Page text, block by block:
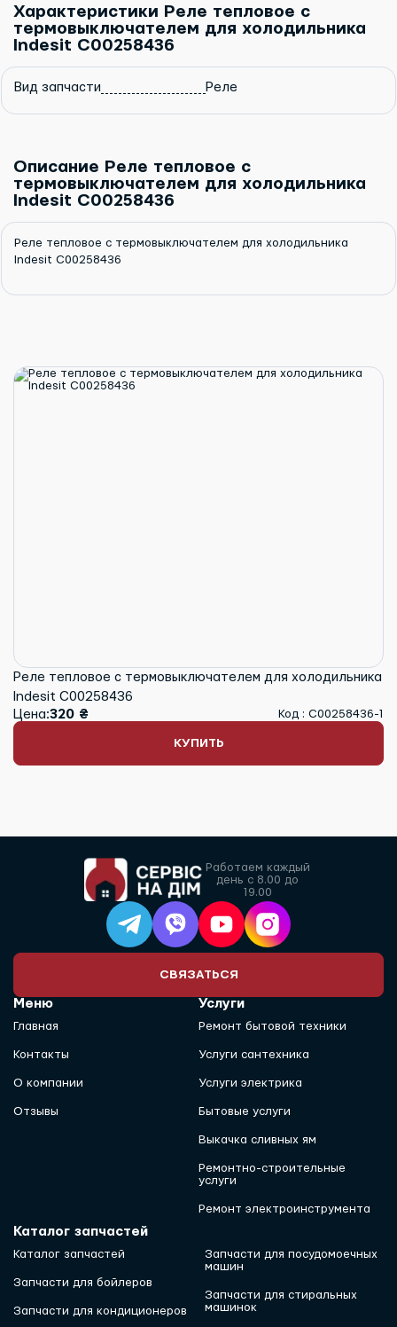
Характеристики Реле тепловое с
термовыключателем для холодильника
Indesit C00258436
Вид запчасти Реле
Описание Реле тепловое с
термовыключателем для холодильника
Indesit C00258436
Реле тепловое с термовыключателем для холодильника
Indesit C00258436
Реле тепловое с термовыключателем для холодильника
Indesit C00258436
Цена:320 ₴ Код : C00258436-1
КУПИТЬ
Работаем каждый
день с 8.00 до
19.00
СВЯЗАТЬСЯ
Меню
Главная
Контакты
О компании
Отзывы
Услуги
Ремонт бытовой техники
Услуги сантехника
Услуги электрика
Бытовые услуги
Выкачка сливных ям
Ремонтно-строительные
услуги
Ремонт электроинструмента
Каталог запчастей
Каталог запчастей
Запчасти для бойлеров
Запчасти для кондиционеров
Запчасти для посудомоечных
машин
Запчасти для стиральных
машинок